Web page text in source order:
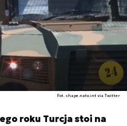
Fot. shape.nato.int via Twitter
roku Turcja stoi na